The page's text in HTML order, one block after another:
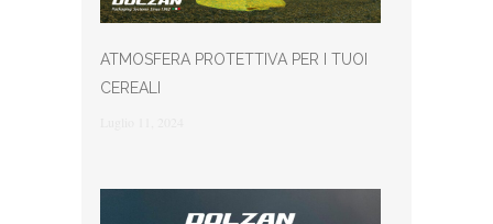
ATMOSFERA PROTETTIVA PER I TUOI
CEREALI